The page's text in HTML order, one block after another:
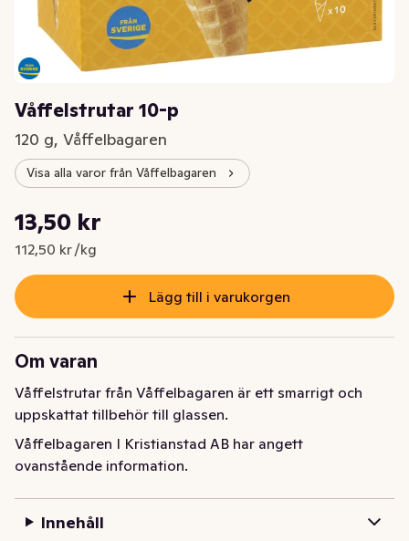
Våffelstrutar 10-p
120 g, Våffelbagaren
Visa alla varor från Våffelbagaren
Nuvarande pris är: 13,50 kr
13,50 kr
112,50 kr /kg
Styckpris: 112,50 kr /kg
Lägg till i varukorgen
Om varan
Våffelstrutar från Våffelbagaren är ett smarrigt och
uppskattat tillbehör till glassen.
Våffelbagaren I Kristianstad AB har angett
ovanstående information.
Innehåll